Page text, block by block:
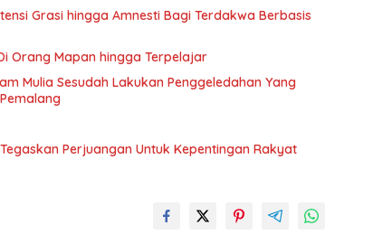
Grasi hingga Amnesti Bagi Terdakwa Berbasis
Orang Mapan hingga Terpelajar
Mulia Sesudah Lakukan Penggeledahan Yang
Perjuangan Untuk Kepentingan Rakyat